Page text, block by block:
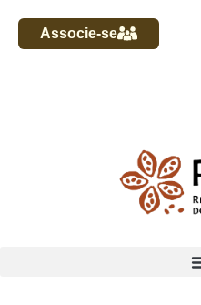
Associe-se